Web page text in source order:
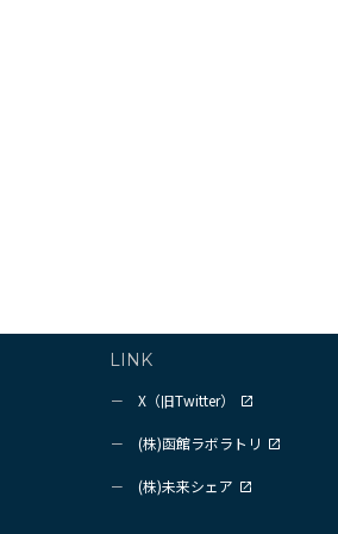
LINK
X（旧Twitter）
(株)函館ラボラトリ
(株)未来シェア